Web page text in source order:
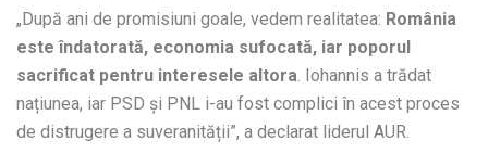
„După ani de promisiuni goale, vedem realitatea: România
este îndatorată, economia sufocată, iar poporul
sacrificat pentru interesele altora. Iohannis a trădat
națiunea, iar PSD și PNL i-au fost complici în acest proces
de distrugere a suveranității”, a declarat liderul AUR.